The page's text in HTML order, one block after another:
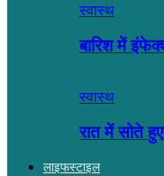
स्वास्थ
बारिश में
स्वास्थ
रात में सोते
लाइफस्टाइल